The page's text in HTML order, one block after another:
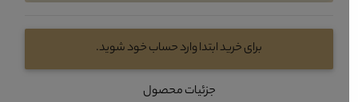
برای خرید ابتدا وارد حساب خود شوید.
جزئیات محصول